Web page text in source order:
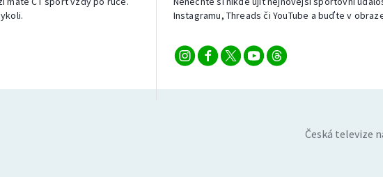
Instagramu, Threads či YouTube a buďte v
Česká televize